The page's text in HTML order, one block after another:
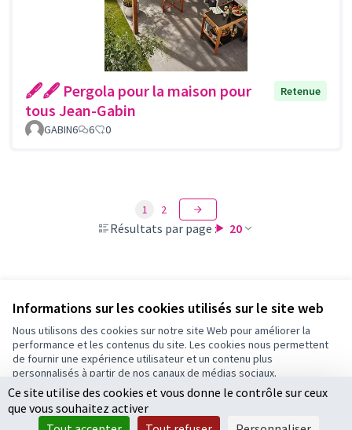
Informations sur les cookies utilisés sur le site web
Nous utilisons des cookies sur notre site Web pour améliorer la
performance et les contenus du site. Les cookies nous permettent
de fournir une expérience utilisateur et un contenu plus
personnalisés à partir de nos canaux de médias sociaux.
Tout accepter
Accepter seulement les cookies essentiels
🖋🖋 Pergola pour la maison pour
tous Jean-Gabin
Retenue
GABIN6 6 0
Résultats par page : 20
1 2
Conditions d'utilisation
Paramètres des cookies
Ce site utilise des cookies et vous donne le contrôle sur ceux
que vous souhaitez activer